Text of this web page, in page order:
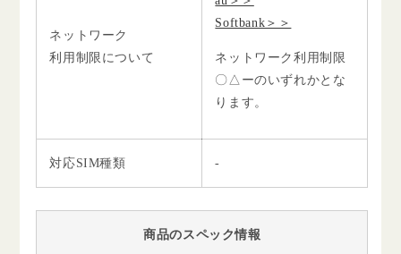
ネットワーク
利用制限について
Softbank＞＞
ネットワーク利用制限
〇△ーのいずれかとな
ります。
対応SIM種類 -
商品のスペック情報